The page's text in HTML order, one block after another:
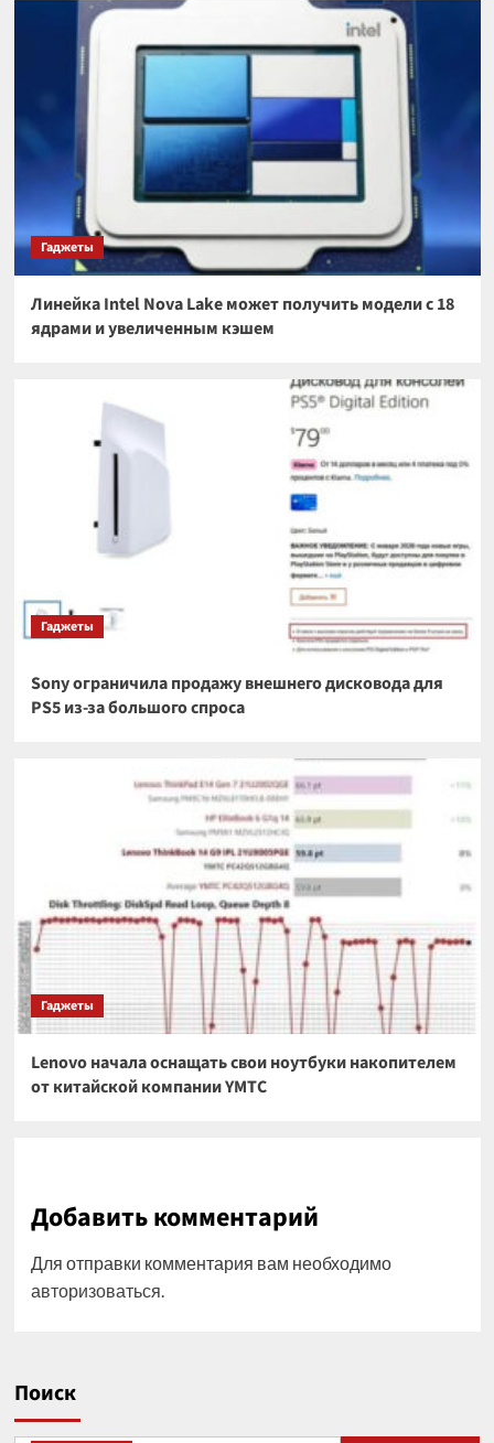
Гаджеты
Линейка Intel Nova Lake может получить модели с 18
ядрами и увеличенным кэшем
Гаджеты
Sony ограничила продажу внешнего дисковода для
PS5 из-за большого спроса
Гаджеты
Lenovo начала оснащать свои ноутбуки накопителем
от китайской компании YMTC
Добавить комментарий
Для отправки комментария вам необходимо
авторизоваться.
Поиск